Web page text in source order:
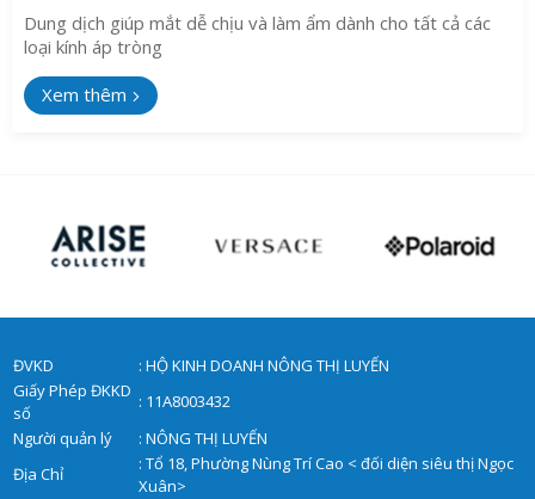
Dung dịch giúp mắt dễ chịu và làm ẩm dành cho tất cả các
loại kính áp tròng
Xem thêm
ĐVKD
: HỘ KINH DOANH NÔNG THỊ LUYẾN
Giấy Phép ĐKKD
số
: 11A8003432
Người quản lý
: NÔNG THỊ LUYẾN
Địa Chỉ
: Tổ 18, Phường Nùng Trí Cao < đối diện siêu thị Ngọc
Xuân>